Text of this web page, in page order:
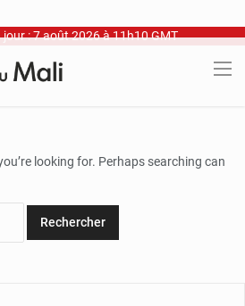
: 7 août 2026 à 11h10 GMT
looking for. Perhaps searching can